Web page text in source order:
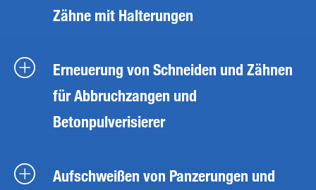
Zähne mit Halterungen
Erneuerung von Schneiden und Zähnen
für Abbruchzangen und
Betonpulverisierer
Aufschweißen von Panzerungen und